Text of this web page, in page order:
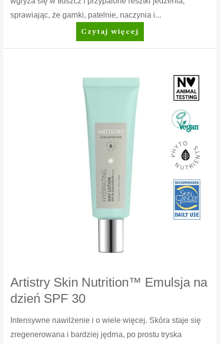
sprawiając, że garnki, patelnie, naczynia i...
Dish
Drops™
mycia
naczyń
Czytaj więcej
Artistry Skin Nutrition™ Emulsja na
dzień SPF 30
Intensywne nawilżenie i o wiele więcej. Skóra staje się
zregenerowana i bardziej jędrna, po prostu tryska